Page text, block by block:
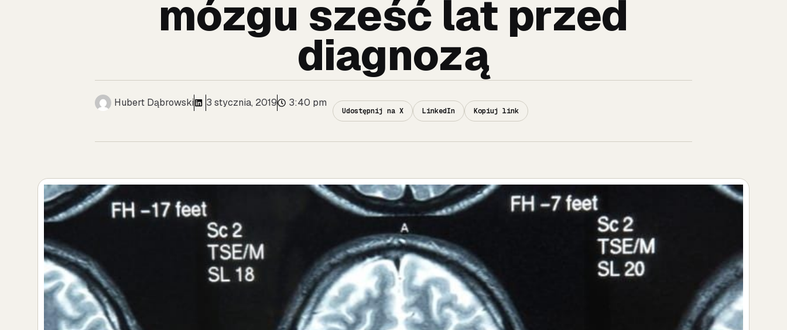
mózgu sześć lat przed
diagnozą
Hubert Dąbrowski 3 stycznia, 2019 3:40 pm
Udostępnij na X LinkedIn Kopiuj link